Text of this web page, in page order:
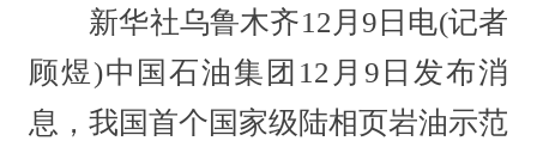
新华社乌鲁木齐12月9日电(记者
顾煜)中国石油集团12月9日发布消
息，我国首个国家级陆相页岩油示范